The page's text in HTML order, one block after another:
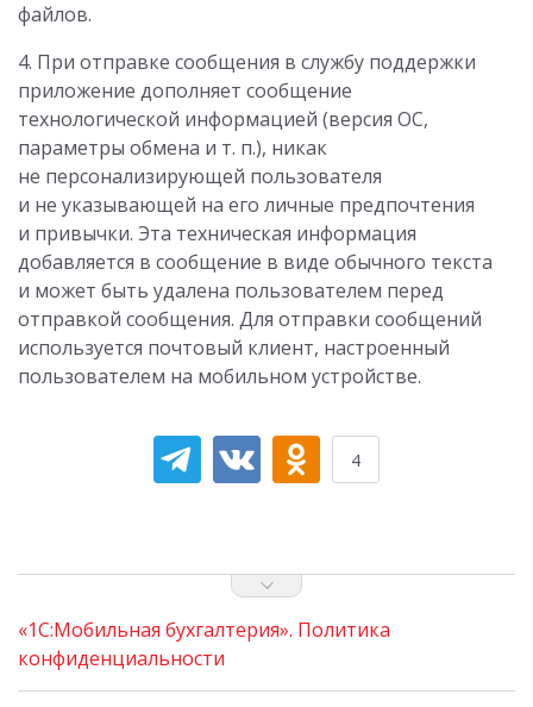
файлов.
4. При отправке сообщения в службу поддержки
приложение дополняет сообщение
технологической информацией (версия ОС,
параметры обмена и т. п.), никак
не персонализирующей пользователя
и не указывающей на его личные предпочтения
и привычки. Эта техническая информация
добавляется в сообщение в виде обычного текста
и может быть удалена пользователем перед
отправкой сообщения. Для отправки сообщений
используется почтовый клиент, настроенный
пользователем на мобильном устройстве.
4
«1С:Мобильная бухгалтерия». Политика
конфиденциальности